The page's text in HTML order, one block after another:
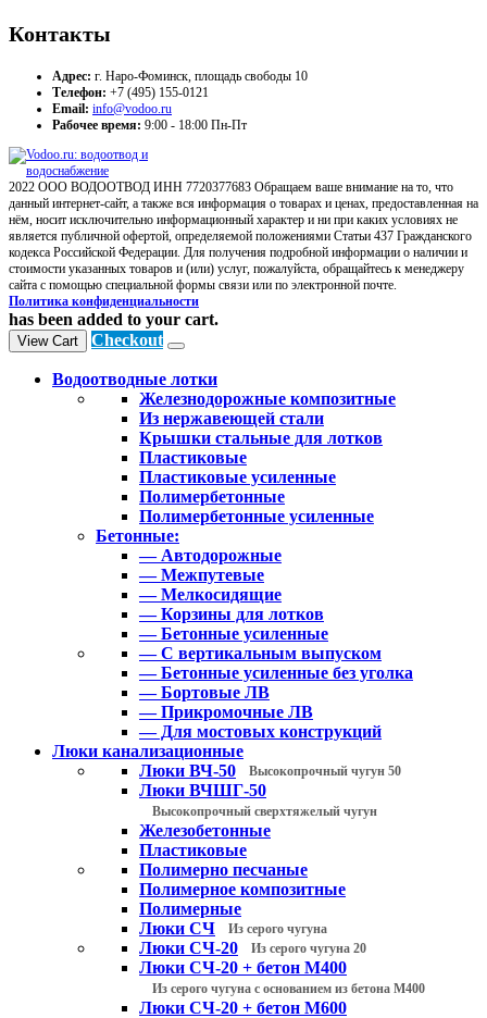
Контакты
Адрес: г. Наро-Фоминск, площадь свободы 10
Телефон: +7 (495) 155-0121
Email: info@vodoo.ru
Рабочее время: 9:00 - 18:00 Пн-Пт
2022 ООО ВОДООТВОД ИНН 7720377683 Обращаем ваше внимание на то, что
данный интернет-сайт, а также вся информация о товарах и ценах, предоставленная на
нём, носит исключительно информационный характер и ни при каких условиях не
является публичной офертой, определяемой положениями Статьи 437 Гражданского
кодекса Российской Федерации. Для получения подробной информации о наличии и
стоимости указанных товаров и (или) услуг, пожалуйста, обращайтесь к менеджеру
сайта с помощью специальной формы связи или по электронной почте.
Политика конфиденциальности
has been added to your cart.
View Cart Checkout
Водоотводные лотки
Железнодорожные композитные
Из нержавеющей стали
Крышки стальные для лотков
Пластиковые
Пластиковые усиленные
Полимербетонные
Полимербетонные усиленные
Бетонные:
— Автодорожные
— Межпутевые
— Мелкосидящие
— Корзины для лотков
— Бетонные усиленные
— С вертикальным выпуском
— Бетонные усиленные без уголка
— Бортовые ЛВ
— Прикромочные ЛВ
— Для мостовых конструкций
Люки канализационные
Люки ВЧ-50
Высокопрочный чугун 50
Люки ВЧШГ-50
Высокопрочный сверхтяжелый чугун
Железобетонные
Пластиковые
Полимерно песчаные
Полимерное композитные
Полимерные
Люки СЧ
Из серого чугуна
Люки СЧ-20 Из серого чугуна 20
Люки СЧ-20 + бетон М400
Из серого чугуна с основанием из бетона М400
Люки СЧ-20 + бетон М600